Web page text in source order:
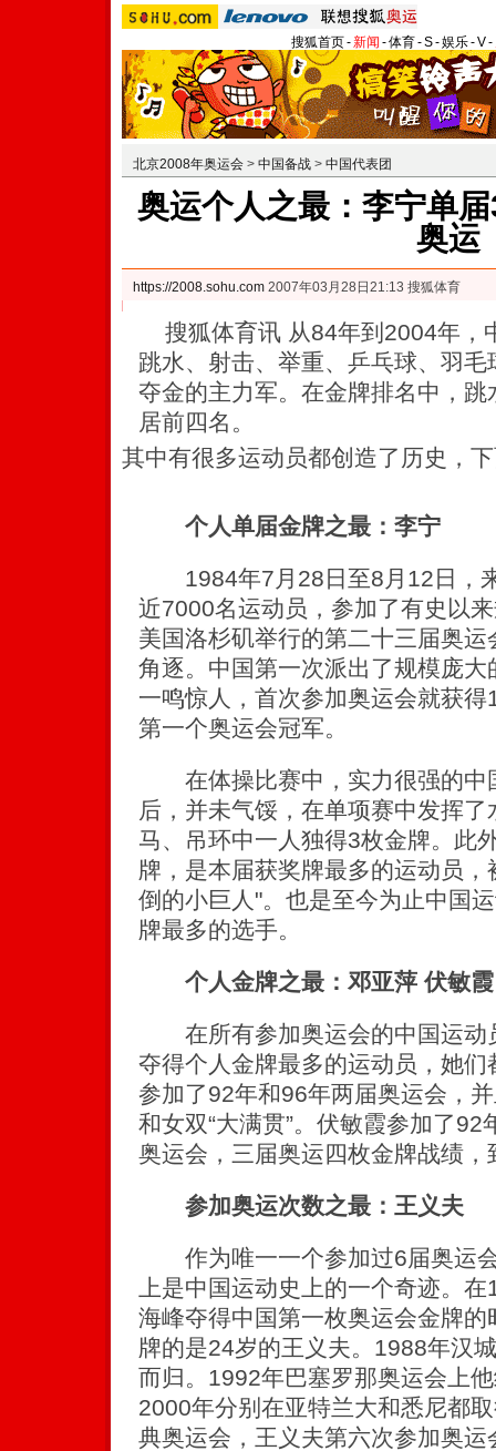
搜狐首页-新闻 -体育-S-娱乐-V-
北京2008年奥运会 > 中国备战 > 中国代表团
奥运个人之最：李宁单
奥运
https://2008.sohu.com 2007年03月28日21:13 搜狐体育
搜狐体育讯 从84年到2004年，
跳水、射击、举重、乒乓球、羽
夺金的主力军。在金牌排名中，
居前四名。
其中有很多运动员都创造了历史，
个人单届金牌之最：李宁
1984年7月28日至8月12日，
近7000名运动员，参加了有史以
美国洛杉矶举行的第二十三届奥
角逐。中国第一次派出了规模庞
一鸣惊人，首次参加奥运会就获
第一个奥运会冠军。
在体操比赛中，实力很强的中
后，并未气馁，在单项赛中发挥
马、吊环中一人独得3枚金牌。此
牌，是本届获奖牌最多的运动员
倒的小巨人"。也是至今为止中国
牌最多的选手。
个人金牌之最：邓亚萍 伏敏
在所有参加奥运会的中国运动
夺得个人金牌最多的运动员，她
参加了92年和96年两届奥运会，
和女双“大满贯”。伏敏霞参加了
奥运会，三届奥运四枚金牌战绩
参加奥运次数之最：王义夫
作为唯一一个参加过6届奥运会
上是中国运动史上的一个奇迹。
海峰夺得中国第一枚奥运会金牌
牌的是24岁的王义夫。1988年汉
而归。1992年巴塞罗那奥运会上
2000年分别在亚特兰大和悉尼都
典奥运会，王义夫第六次参加奥